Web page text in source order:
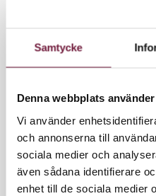
Samtycke
Denna webbplats
Vi använder
och annonserna till
sociala medier och
även sådana identifierare
enhet till de sociala medier
Går att blanda med
Kladdfri och
Ta bort
Rengör ögon med
RefectoCil Micellar
Använd RefectoCil